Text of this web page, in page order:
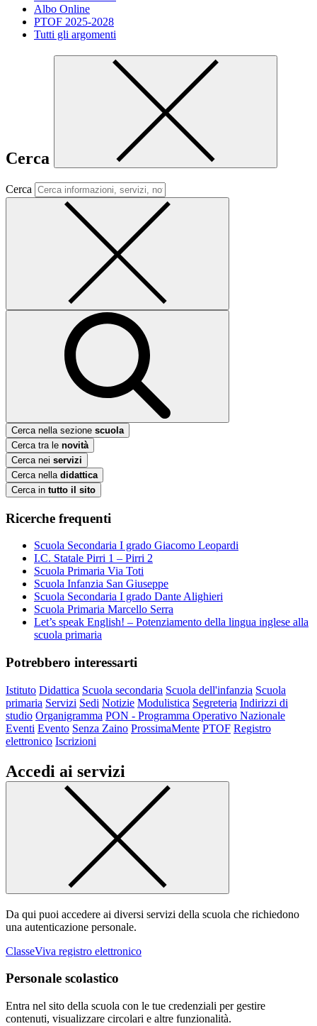
Albo Online
PTOF 2025-2028
Tutti gli argomenti
Cerca
Cerca
Cerca nella sezione scuola
Cerca tra le novità
Cerca nei servizi
Cerca nella didattica
Cerca in tutto il sito
Ricerche frequenti
Scuola Secondaria I grado Giacomo Leopardi
I.C. Statale Pirri 1 – Pirri 2
Scuola Primaria Via Toti
Scuola Infanzia San Giuseppe
Scuola Secondaria I grado Dante Alighieri
Scuola Primaria Marcello Serra
Let’s speak English! – Potenziamento della lingua inglese alla
scuola primaria
Potrebbero interessarti
Istituto Didattica Scuola secondaria Scuola dell'infanzia Scuola
primaria Servizi Sedi Notizie Modulistica Segreteria Indirizzi di
studio Organigramma PON - Programma Operativo Nazionale
Eventi Evento Senza Zaino ProssimaMente PTOF Registro
elettronico Iscrizioni
Accedi ai servizi
Da qui puoi accedere ai diversi servizi della scuola che richiedono
una autenticazione personale.
ClasseViva registro elettronico
Personale scolastico
Entra nel sito della scuola con le tue credenziali per gestire
contenuti, visualizzare circolari e altre funzionalità.